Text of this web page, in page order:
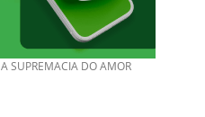
A SUPREMACIA DO AMOR